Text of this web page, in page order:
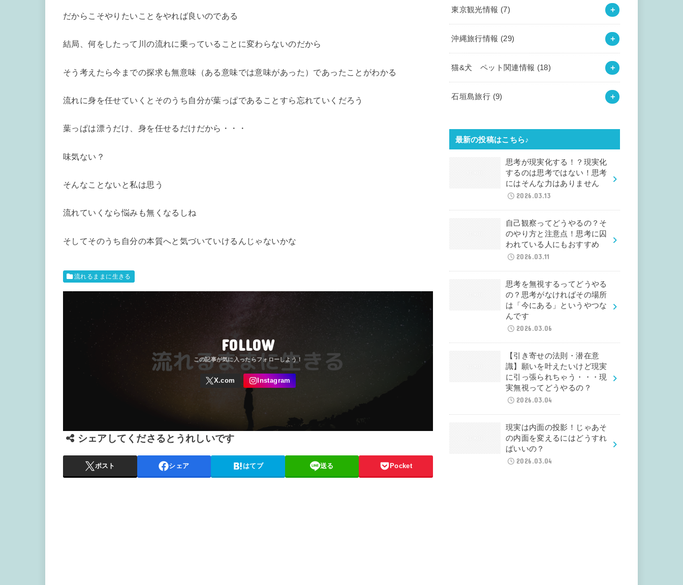
だからこそやりたいことをやれば良いのである
結局、何をしたって川の流れに乗っていることに変わらないのだから
そう考えたら今までの探求も無意味（ある意味では意味があった）であったことがわかる
流れに身を任せていくとそのうち自分が葉っぱであることすら忘れていくだろう
葉っぱは漂うだけ、身を任せるだけだから・・・
味気ない？
そんなことないと私は思う
流れていくなら悩みも無くなるしね
そしてそのうち自分の本質へと気づいていけるんじゃないかな
流れるままに生きる
FOLLOW
シェアしてくださるとうれしいです
ポスト シェア はてブ 送る Pocket
東京観光情報 (7)
沖縄旅行情報 (29)
猫&犬 ペット関連情報 (18)
石垣島旅行 (9)
最新の投稿はこちら♪
思考が現実化する！？現実化
するのは思考ではない！思考
にはそんな力はありません
2026.03.13
自己観察ってどうやるの？そ
のやり方と注意点！思考に囚
われている人にもおすすめ
2026.03.11
思考を無視するってどうやる
の？思考がなければその場所
は「今にある」というやつな
んです
2026.03.06
【引き寄せの法則・潜在意
識】願いを叶えたいけど現実
に引っ張られちゃう・・・現
実無視ってどうやるの？
2026.03.04
現実は内面の投影！じゃあそ
の内面を変えるにはどうすれ
ばいいの？
2026.03.04